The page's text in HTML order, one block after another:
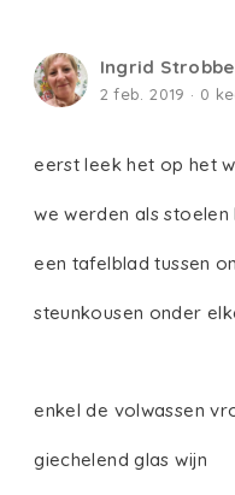
Ingrid Strobbe
2 feb. 2019 · 0
eerst leek het op het
we werden als
een tafelblad tussen
steunkousen onder
enkel de volwassen
giechelend glas wijn